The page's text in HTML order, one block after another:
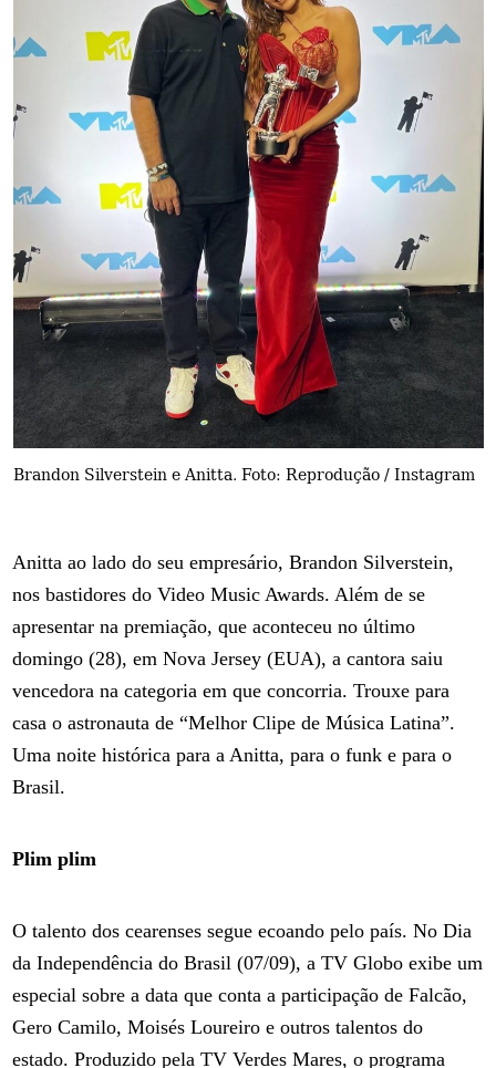
Brandon Silverstein e Anitta. Foto: Reprodução / Instagram
Anitta ao lado do seu empresário, Brandon Silverstein,
nos bastidores do Video Music Awards. Além de se
apresentar na premiação, que aconteceu no último
domingo (28), em Nova Jersey (EUA), a cantora saiu
vencedora na categoria em que concorria. Trouxe para
casa o astronauta de “Melhor Clipe de Música Latina”.
Uma noite histórica para a Anitta, para o funk e para o
Brasil.
Plim plim
O talento dos cearenses segue ecoando pelo país. No Dia
da Independência do Brasil (07/09), a TV Globo exibe um
especial sobre a data que conta a participação de Falcão,
Gero Camilo, Moisés Loureiro e outros talentos do
estado. Produzido pela TV Verdes Mares, o programa